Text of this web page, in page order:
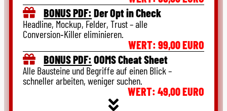
BONUS PDF:Der Opt in Check
Headline, Mockup, Felder, Trust – alle
Conversion‑Killer eliminieren.
WERT: 99,00 EURO
BONUS PDF:OOMS Cheat Sheet
Alle Bausteine und Begriffe auf einen Blick –
schneller arbeiten, weniger suchen.
WERT: 49,00 EURO